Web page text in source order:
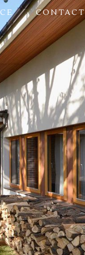
CONTACT